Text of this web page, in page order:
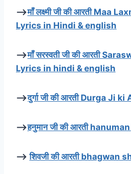
–>माँ लक्ष्मी जी की आरती Maa
Lyrics in Hindi & english
–>माँ सरस्वती जी की आरती
Lyrics in hindi & english
–>दुर्गा जी की आरती Durga Ji
–>हनुमान जी की आरती
–>शिवजी की आरती bhagwan